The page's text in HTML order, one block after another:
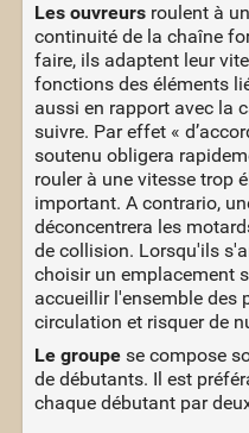
Les ouvreursroulent à
continuité de la chaîne
faire, ils adaptent leur
fonctions des éléments
aussi en rapport avec la
suivre. Par effet «
soutenu obligera
rouler à une vitesse trop
important. A contrario,
déconcentrera les
de collision. Lorsqu'ils
choisir un emplacement
accueillir l'ensemble des
circulation et risquer de
Le groupese compose
de débutants. Il est
chaque débutant par